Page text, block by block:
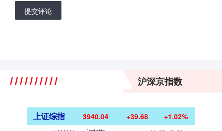
提交评论
沪深京指数
上证综指 3940.04 +39.68 +1.02%